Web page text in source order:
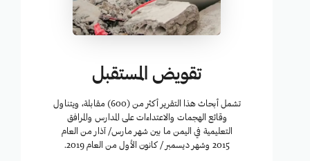
تقويض المستقبل
تشمل أبحاث هذا التقرير أكثر من (600) مقابلة، ويتناول
وقائع الهجمات والاعتداءات على المدارس والمرافق
التعليمية في اليمن ما بين شهر مارس/ آذار من العام
2015 وشهر ديسمبر / كانون الأول من العام 2019.